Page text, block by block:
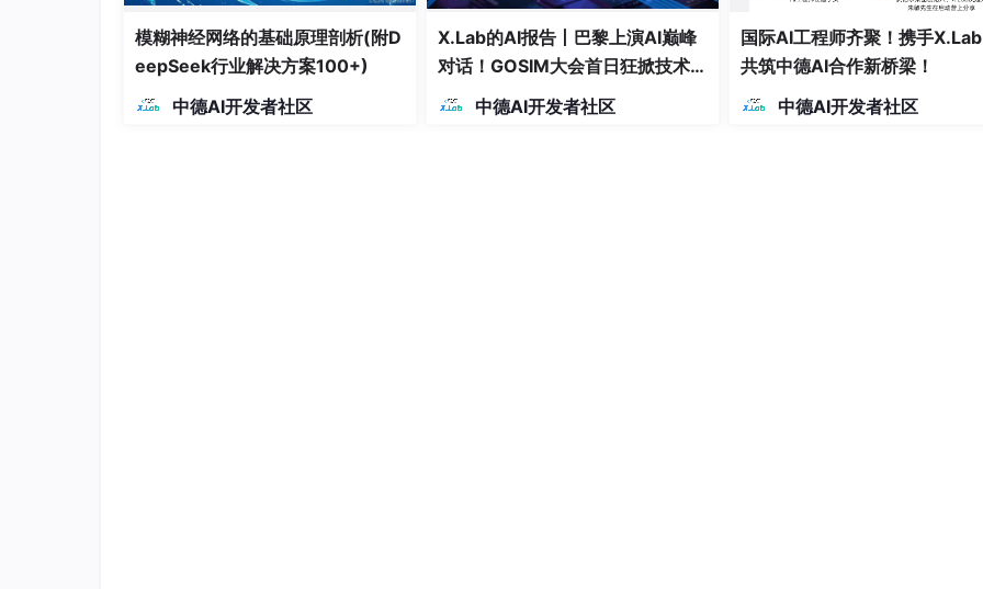
模糊神经网络的基础原理剖析(附D
eepSeek行业解决方案100+)
中德AI开发者社区
X.Lab的AI报告丨巴黎上演AI巅峰
对话！GOSIM大会首日狂掀技术风
暴！
中德AI开发者社区
国际AI工程师齐聚！携手
共筑中德AI合作新桥梁！
中德AI开发者社区